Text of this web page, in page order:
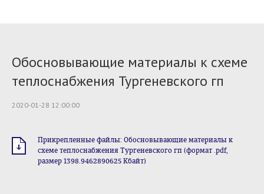
Обосновывающие материалы к схеме
теплоснабжения Тургеневского гп
2020-01-28 12:00:00
Прикрепленные файлы: Обосновывающие материалы к
схеме теплоснабжения Тургеневского гп (формат .pdf,
размер 1398.9462890625 Кбайт)